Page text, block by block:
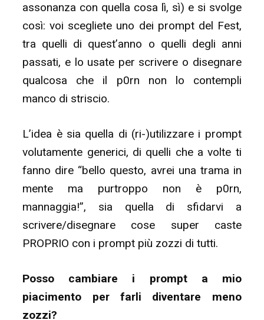
assonanza con quella cosa lì, sì) e si svolge
così: voi scegliete uno dei prompt del Fest,
tra quelli di quest’anno o quelli degli anni
passati, e lo usate per scrivere o disegnare
qualcosa che il p0rn non lo contempli
manco di striscio.
L’idea è sia quella di (ri-)utilizzare i prompt
volutamente generici, di quelli che a volte ti
fanno dire “bello questo, avrei una trama in
mente ma purtroppo non è p0rn,
mannaggia!”, sia quella di sfidarvi a
scrivere/disegnare cose super caste
PROPRIO con i prompt più zozzi di tutti.
Posso cambiare i prompt a mio
piacimento per farli diventare meno
zozzi?